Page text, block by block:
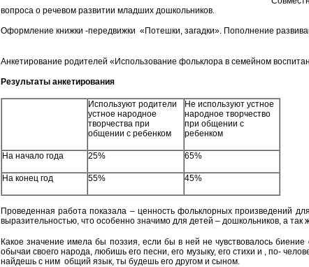
вопроса о речевом развитии младших
Оформление книжки -передвижки «Потешки, загадки».
Анкетирование родителей «Использование фольклора в семейном
Результаты анкетирования
Используют родители
устное народное
творчества при
общении с ребенком
Не используют устное
народное творчество
при общении с
ребенком
На начало года 25% 65%
На конец год 55% 45%
Проведенная работа показала – ценность фольклорных произведений
выразительностью, что особенно значимо для детей – дошкольников, а
Какое значение имела бы поэзия, если бы в ней не чувствовалось
обычаи своего народа, любишь его песни, его музыку, его стихи и , по-
найдешь с ним общий язык, ты будешь его другом и сыном.